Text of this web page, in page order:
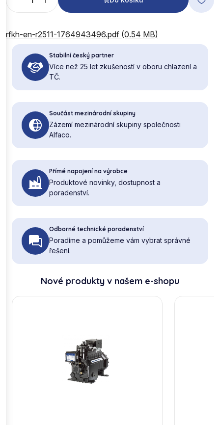
rfkh-en-r2511-1764943496.pdf (0.54 MB)
Stabilní český partner
Více než 25 let zkušeností v oboru chlazení a
TČ.
Součást mezinárodní skupiny
Zázemí mezinárodní skupiny společnosti
Alfaco.
Přímé napojení na výrobce
Produktové novinky, dostupnost a
poradenství.
Odborné technické poradenství
Poradíme a pomůžeme vám vybrat správné
řešení.
Nové produkty v našem e-shopu